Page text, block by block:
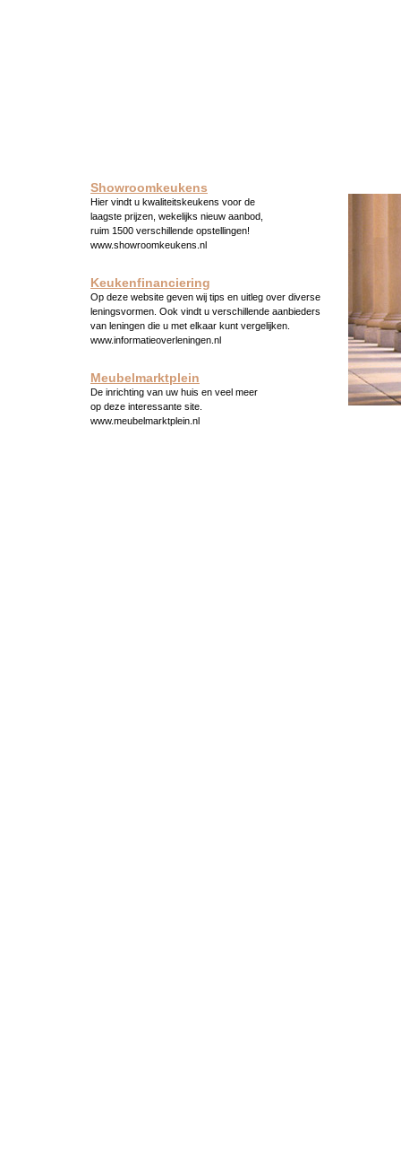
Showroomkeukens
Hier vindt u kwaliteitskeukens voor de
laagste prijzen, wekelijks nieuw aanbod,
ruim 1500 verschillende opstellingen!
www.showroomkeukens.nl
Keukenfinanciering
Op deze website geven wij tips en uitleg over diverse
leningsvormen. Ook vindt u verschillende aanbieders
van leningen die u met elkaar kunt vergelijken.
www.informatieoverleningen.nl
Meubelmarktplein
De inrichting van uw huis en veel meer
op deze interessante site.
www.meubelmarktplein.nl